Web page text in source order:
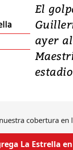
El
ayer
cobertura en
La Estrella